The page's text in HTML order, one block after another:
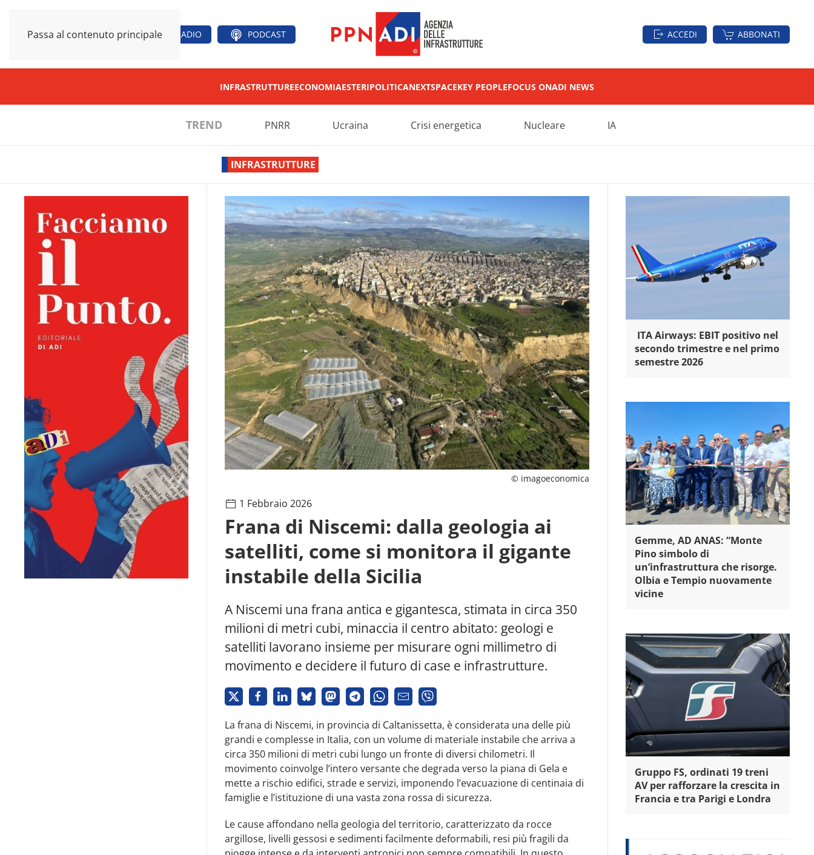
Passa al contenuto principale RADIO PODCAST ACCEDI ABBONATI
INFRASTRUTTUREECONOMIAESTERIPOLITICANEXTSPACEKEY PEOPLEFOCUS ONADI NEWS
TREND PNRR Ucraina Crisi energetica Nucleare IA
INFRASTRUTTURE
© imagoeconomica
1 Febbraio 2026
Frana di Niscemi: dalla geologia ai
satelliti, come si monitora il gigante
instabile della Sicilia
A Niscemi una frana antica e gigantesca, stimata in circa 350
milioni di metri cubi, minaccia il centro abitato: geologi e
satelliti lavorano insieme per misurare ogni millimetro di
movimento e decidere il futuro di case e infrastrutture.
La frana di Niscemi, in provincia di Caltanissetta, è considerata una delle più
grandi e complesse in Italia, con un volume di materiale instabile che arriva a
circa 350 milioni di metri cubi lungo un fronte di diversi chilometri. Il
movimento coinvolge l’intero versante che degrada verso la piana di Gela e
mette a rischio edifici, strade e servizi, imponendo l’evacuazione di centinaia di
famiglie e l’istituzione di una vasta zona rossa di sicurezza.
Le cause affondano nella geologia del territorio, caratterizzato da rocce
argillose, livelli gessosi e sedimenti facilmente deformabili, resi più fragili da
ITA Airways: EBIT positivo nel
secondo trimestre e nel primo
semestre 2026
Gemme, AD ANAS: “Monte
Pino simbolo di
un’infrastruttura che risorge.
Olbia e Tempio nuovamente
vicine
Gruppo FS, ordinati 19 treni
AV per rafforzare la crescita in
Francia e tra Parigi e Londra